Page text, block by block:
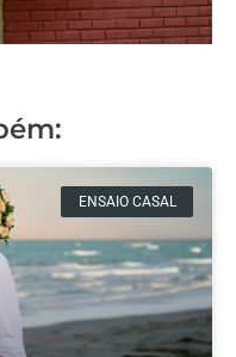
ENSAIO CASAL